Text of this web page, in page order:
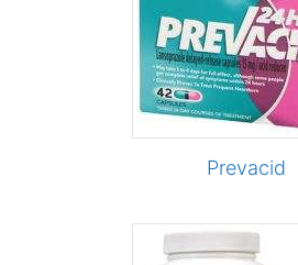
Prevacid